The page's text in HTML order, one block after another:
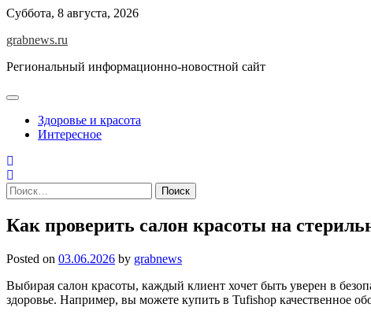
Skip
content
Суббота, 8 августа, 2026
grabnews.ru
Региональный информационно-новостной сайт
Здоровье и красота
Интересное
Найти:
Как проверить салон красоты на
Posted on 03.06.2026 by grabnews
Выбирая салон красоты, каждый клиент хочет быть уверен в
здоровье. Например, вы можете купить в Tufishop качественное